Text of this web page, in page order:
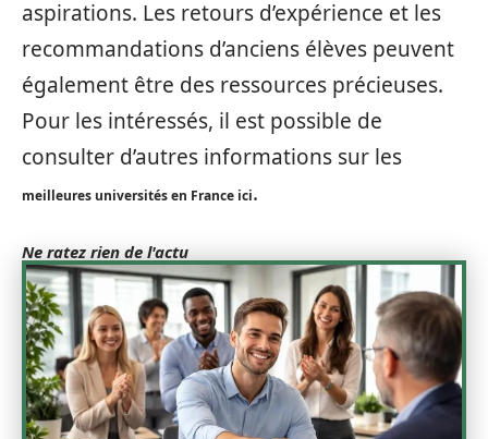
aspirations. Les retours d’expérience et les
recommandations d’anciens élèves peuvent
également être des ressources précieuses.
Pour les intéressés, il est possible de
consulter d’autres informations sur les
meilleures universités en France ici.
Ne ratez rien de l'actu